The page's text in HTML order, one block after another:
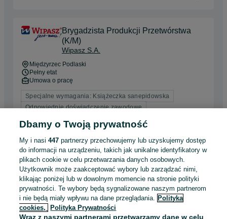
Brygadzista Produkcji Przetwórstwa
(K/M)
Wipasz S.A.
Międzyrzec Podlaski
Pełny etat
Umowa o pracę
Specjalne wymagania: Książeczka sanepidowska
Odpowiednie doświadczenie zawodowe
Odświeżono dnia 06 sierpnia 2026
Doradca ubezpieczeniowy- AD
Ubezpieczenia Łuków
5 000 - 7 000 zł / mies. brutto
Łuków
Dbamy o Twoją prywatność
My i nasi447 partnerzy przechowujemy lub uzyskujemy dostęp
do informacji na urządzeniu, takich jak unikalne identyfikatory w
plikach cookie w celu przetwarzania danych osobowych.
Użytkownik może zaakceptować wybory lub zarządzać nimi,
klikając poniżej lub w dowolnym momencie na stronie polityki
prywatności. Te wybory będą sygnalizowane naszym partnerom
i nie będą miały wpływu na dane przeglądania. Polityka
cookies,
Polityka Prywatności
Wraz z naszymi partnerami przetwarzamy dane w celu